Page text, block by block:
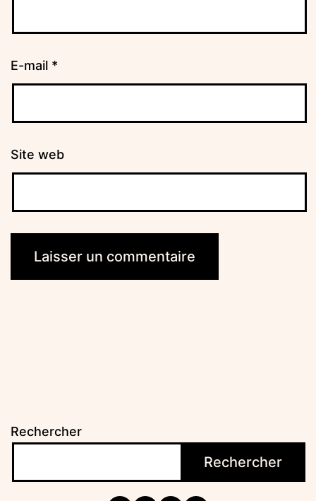
E-mail *
Site web
Rechercher
Rechercher